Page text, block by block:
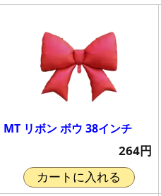
MT リボン ボウ 38インチ
264円
カートに入れる